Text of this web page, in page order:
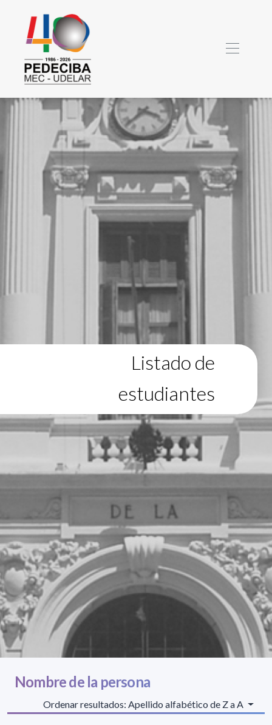
Listado de
estudiantes
Nombre de la persona
Ordenar resultados: Apellido alfabético de Z a A